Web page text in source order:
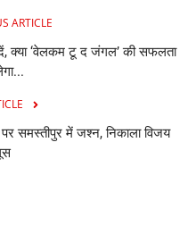
ARTICLE
क्या ‘वेलकम टू द जंगल’ की सफलता
समस्तीपुर में जश्न, निकाला विजय